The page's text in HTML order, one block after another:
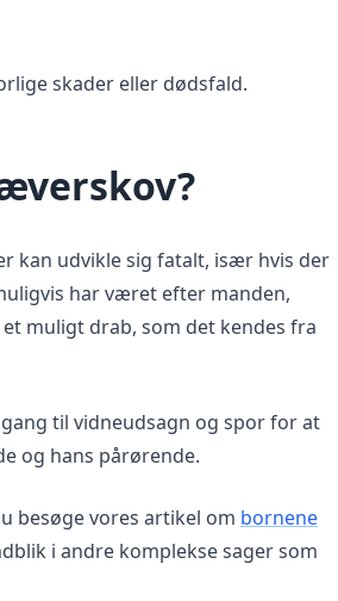
skader eller dødsfald.
kan udvikle sig fatalt, især hvis der
har været efter manden,
muligt drab, som det kendes fra
til vidneudsagn og spor for at
og hans pårørende.
besøge vores artikel om bornene
i andre komplekse sager som